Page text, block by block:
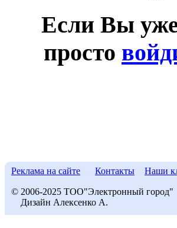
Если Вы уже
просто
Реклама на сайте Контакты Наши
© 2006-2025 ТОО"Электронный город"
Дизайн Алексенко А.